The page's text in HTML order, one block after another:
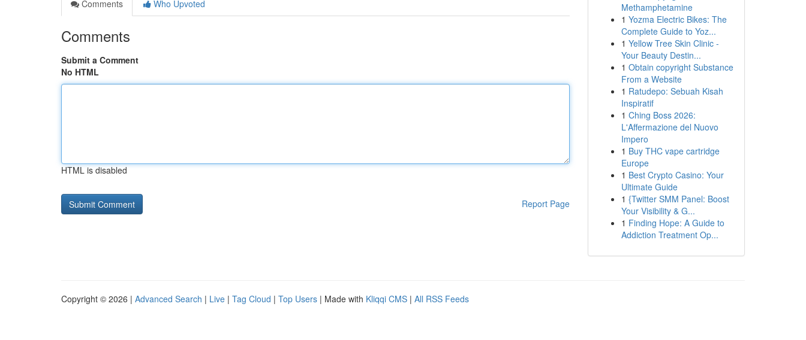
Comments
Who Upvoted
Comments
Submit a Comment
No HTML
HTML is disabled
Report Page
Methamphetamine
1 Yozma Electric Bikes: The
Complete Guide to Yoz...
1 Yellow Tree Skin Clinic -
Your Beauty Destin...
1 Obtain copyright Substance
From a Website
1 Ratudepo: Sebuah Kisah
Inspiratif
1 Ching Boss 2026:
L'Affermazione del Nuovo
Impero
1 Buy THC vape cartridge
Europe
1 Best Crypto Casino: Your
Ultimate Guide
1 {Twitter SMM Panel: Boost
Your Visibility & G...
1 Finding Hope: A Guide to
Addiction Treatment Op...
Copyright © 2026 | Advanced Search | Live | Tag Cloud | Top Users | Made with Kliqqi CMS | All RSS Feeds